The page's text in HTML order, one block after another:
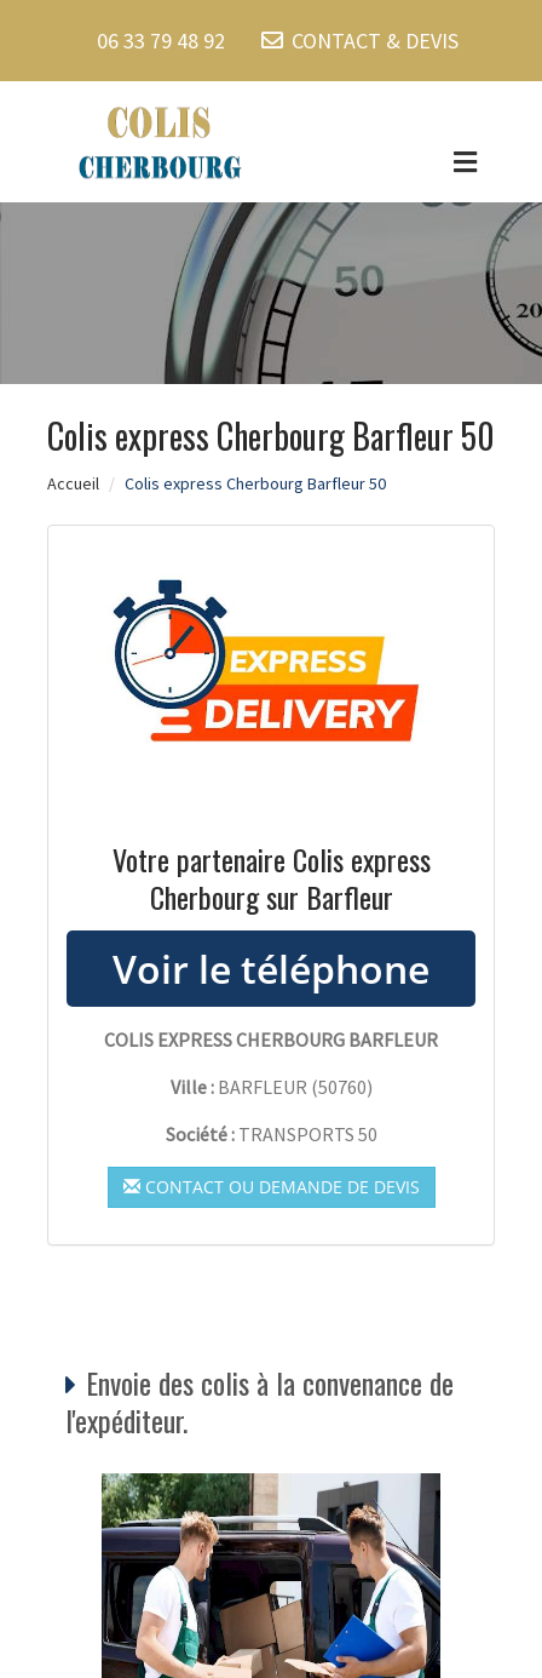
06 33 79 48 92 CONTACT & DEVIS
Colis express Cherbourg Barfleur 50
Accueil Colis express Cherbourg Barfleur 50
Votre partenaire Colis express
Cherbourg sur Barfleur
COLIS EXPRESS CHERBOURG BARFLEUR
Ville : BARFLEUR (50760)
Société : TRANSPORTS 50
CONTACT OU DEMANDE DE DEVIS
Envoie des colis à la convenance de
l'expéditeur.